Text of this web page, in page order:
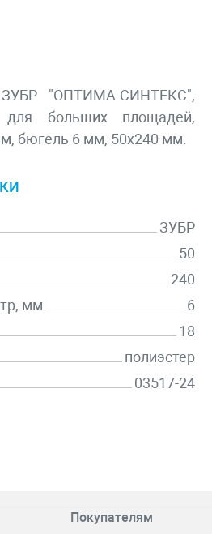
"ОПТИМА-СИНТЕКС",
больших площадей,
бюгель 6 мм, 50х240 мм.
ЗУБР
50
240
мм
6
18
полиэстер
03517-24
Покупателям